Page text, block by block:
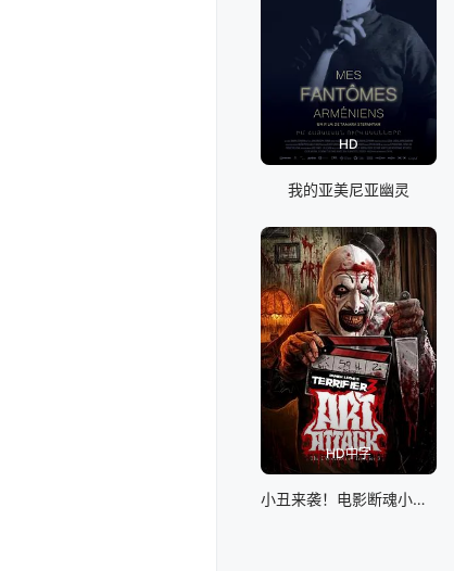
HD
我的亚美尼亚幽灵
HD中字
小丑来袭！电影断魂小丑3幕后剖析